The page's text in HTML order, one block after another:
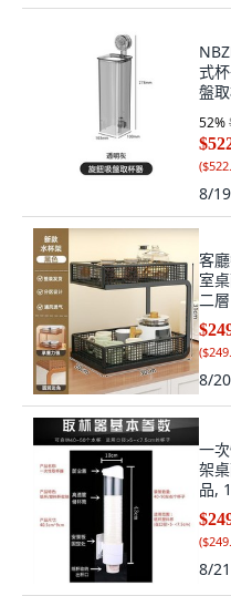
式
盤
52%
(
8/19
客
室
二層
(
8/20
一
架
品,
(
8/21